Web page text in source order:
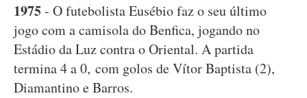
1975- O futebolista Eusébio faz o seu último
jogo com a camisola do Benfica, jogando no
Estádio da Luz contra o Oriental. A partida
termina 4 a 0, com golos de Vítor Baptista (2),
Diamantino e Barros.